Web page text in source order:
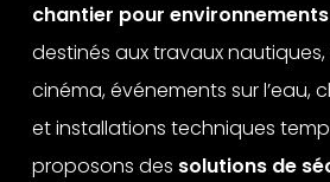
chantier pour
destinés aux travaux
cinéma, événements sur l’eau,
et installations techniques
proposons des solutions de